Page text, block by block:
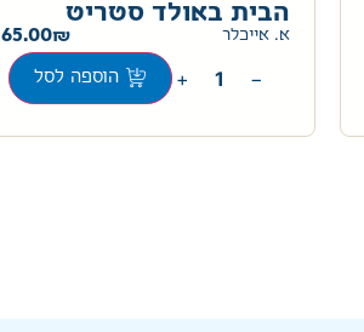
הבית באולד סטריט
א. אייכלר 65.00
−
+ הוספה לסל